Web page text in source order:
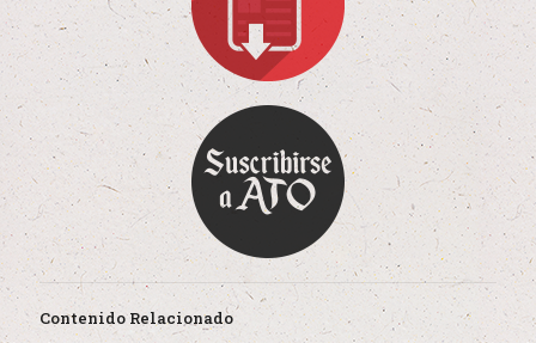
Contenido Relacionado